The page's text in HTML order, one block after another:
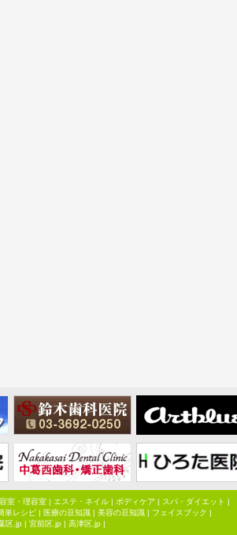
室・理容室| エステ・ネイル| ボディケア | スパ・ダイエット |
単レシピ| 医療の豆知識| 美容の豆知識| フェイスブック |
区.jp | 宮前区.jp | 高津区.jp |